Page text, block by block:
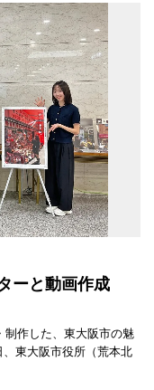
ーと動画作成
作した、東大阪市の魅
東大阪市役所（荒本北